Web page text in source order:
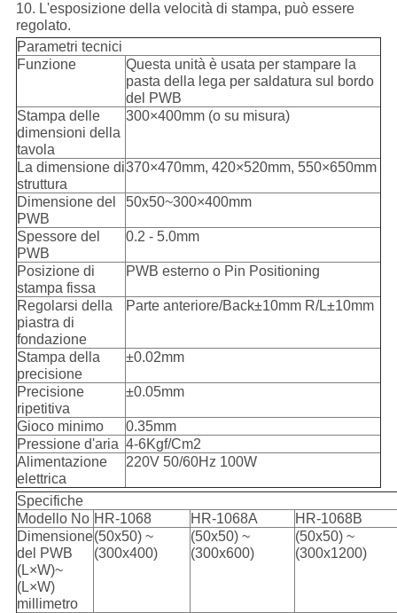
10. L'esposizione della velocità di stampa, può essere
regolato.
Parametri tecnici
Funzione
Questa unità è usata per stampare la
pasta della lega per saldatura sul bordo
del PWB
Stampa delle
dimensioni della
tavola
300×400mm (o su misura)
La dimensione di
struttura
370×470mm, 420×520mm, 550×650mm
Dimensione del
PWB
50x50~300×400mm
Spessore del
PWB
0.2 - 5.0mm
Posizione di
stampa fissa
PWB esterno o Pin Positioning
Regolarsi della
piastra di
fondazione
Parte anteriore/Back±10mm R/L±10mm
Stampa della
precisione
±0.02mm
Precisione
ripetitiva
±0.05mm
Gioco minimo
0.35mm
Pressione d'aria 4-6Kgf/Cm2
Alimentazione
elettrica
220V 50/60Hz 100W
Specifiche
Modello No HR-1068 HR-1068A
HR-1068B
Dimensione
del PWB
(L×W)~
(L×W)
millimetro
(50x50) ~
(300x400)
(50x50) ~
(300x600)
(50x50) ~
(300x1200)